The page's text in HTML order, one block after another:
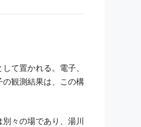
て置かれる。電子、
観測結果は、この構
々の場であり、湯川